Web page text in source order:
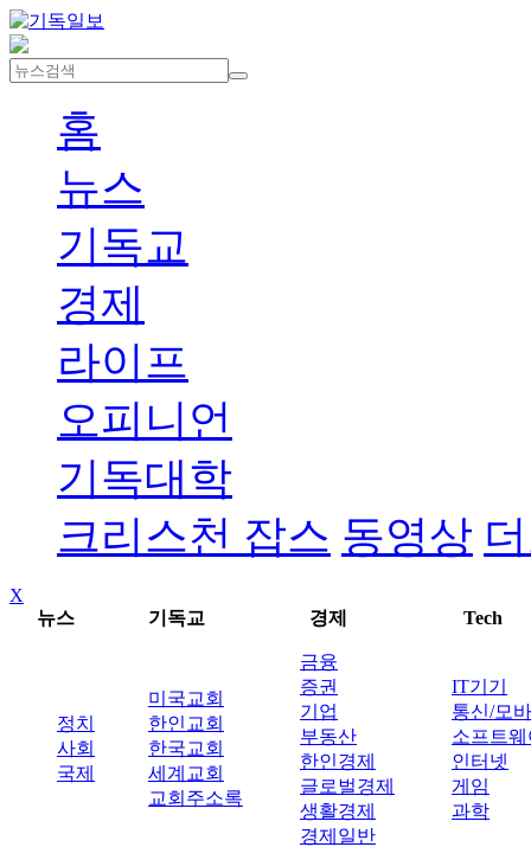
홈
뉴스
기독교
경제
라이프
오피니언
기독대학
크리스천 잡스 동영상
X
뉴스
기독교 경제 Tech
정치
사회
국제
미국교회
한인교회
한국교회
세계교회
교회주소록
금융
증권
기업
부동산
한인경제
글로벌경제
생활경제
경제일반
IT기기
통신/모
소프트웨
인터넷
게임
과학